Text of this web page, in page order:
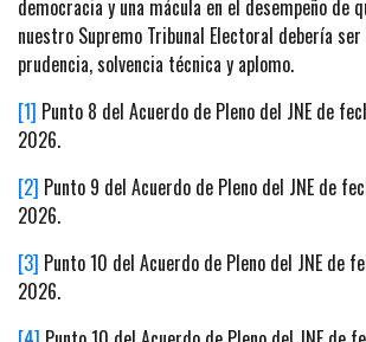
democracia y una mácula en el desempeño de
nuestro Supremo Tribunal Electoral debería
prudencia, solvencia técnica y aplomo.
[1] Punto 8 del Acuerdo de Pleno del JNE de
2026.
[2] Punto 9 del Acuerdo de Pleno del JNE de
2026.
[3] Punto 10 del Acuerdo de Pleno del JNE de
2026.